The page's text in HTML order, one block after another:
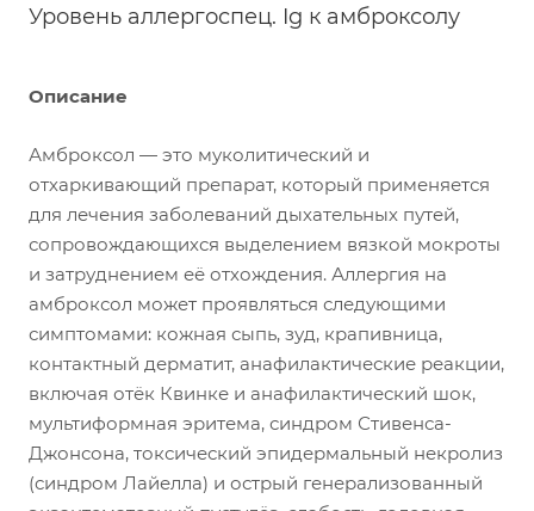
Уровень аллергоспец. Ig к амброксолу
Описание
Амброксол — это муколитический и
отхаркивающий препарат, который применяется
для лечения заболеваний дыхательных путей,
сопровождающихся выделением вязкой мокроты
и затруднением её отхождения. Аллергия на
амброксол может проявляться следующими
симптомами: кожная сыпь, зуд, крапивница,
контактный дерматит, анафилактические реакции,
включая отёк Квинке и анафилактический шок,
мультиформная эритема, синдром Стивенса-
Джонсона, токсический эпидермальный некролиз
(синдром Лайелла) и острый генерализованный